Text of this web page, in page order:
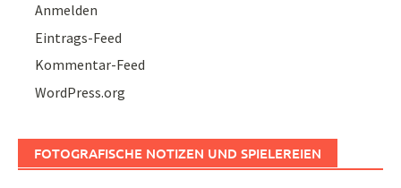
Anmelden
Eintrags-Feed
Kommentar-Feed
WordPress.org
FOTOGRAFISCHE NOTIZEN UND SPIELEREIEN